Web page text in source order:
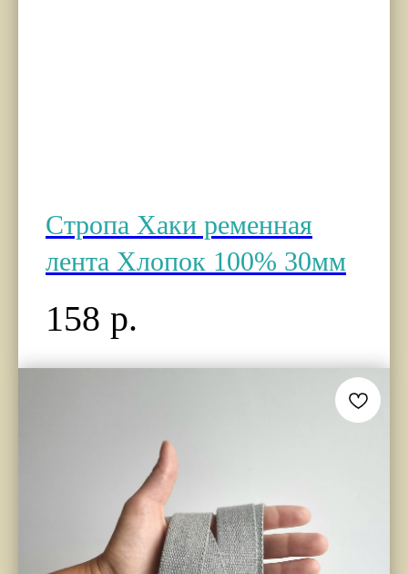
Стропа Хаки ременная
лента Хлопок 100% 30мм
158 р.